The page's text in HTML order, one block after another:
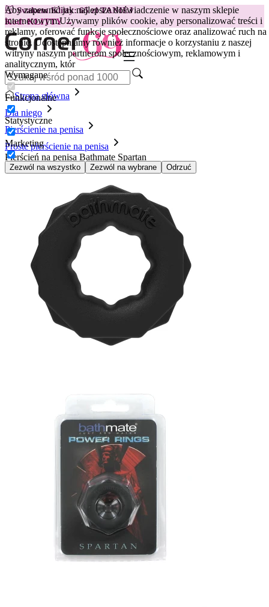
Aby zapewnić jak najlepsze doświadczenie w naszym sklepie
internetowym.Używamy plików cookie, aby personalizować treści i
reklamy, oferować funkcje społecznościowe oraz analizować ruch na
stronie. Udostępniamy również informacje o korzystaniu z naszej
witryny naszym partnerom społecznościowym, reklamowym i
analitycznym, któr
Wymagane
Funkcjonalne
Statystyczne
Marketing
Zezwól na wszystko Zezwól na wybrane Odrzuć
😽Svakom Klitty: 65 zł TANIEJ
Kod: KLITTY →
Strona główna
Dla niego
Pierścienie na penisa
Proste pierścienie na penisa
Pierścień na penisa Bathmate Spartan